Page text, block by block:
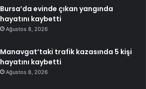
Bursa’da evinde çıkan yangında
hayatını kaybetti
Ağustos 8, 2026
Manavgat’taki trafik kazasında 5 kişi
hayatını kaybetti
Ağustos 8, 2026